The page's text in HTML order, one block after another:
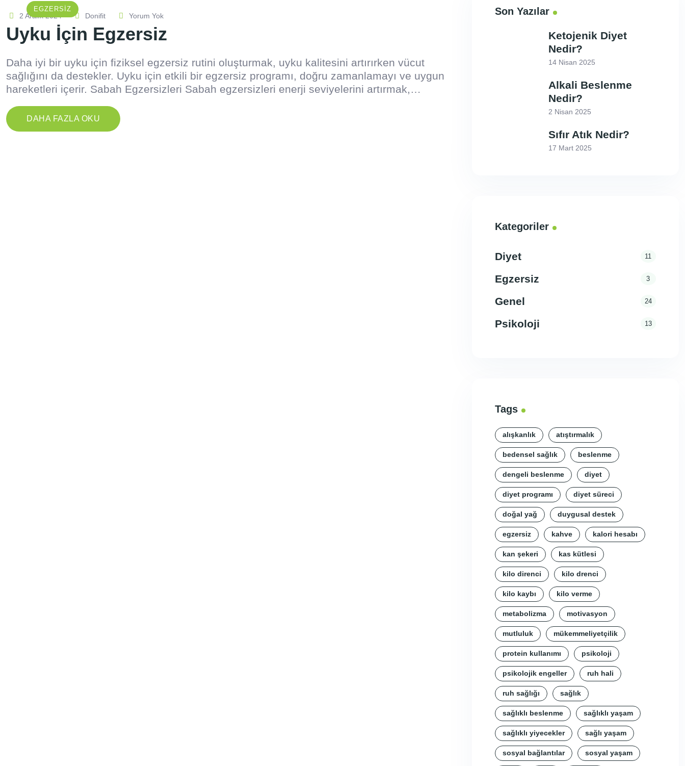
EGZERSIZ
2 Aralık 2024 Donifit Yorum Yok
Uyku İçin Egzersiz
Daha iyi bir uyku için fiziksel egzersiz rutini oluşturmak, uyku kalitesini artırırken vücut
sağlığını da destekler. Uyku için etkili bir egzersiz programı, doğru zamanlamayı ve uygun
hareketleri içerir. Sabah Egzersizleri Sabah egzersizleri enerji seviyelerini artırmak,…
DAHA FAZLA OKU
Son Yazılar
Ketojenik Diyet
Nedir?
14 Nisan 2025
Alkali Beslenme
Nedir?
2 Nisan 2025
Sıfır Atık Nedir?
17 Mart 2025
Kategoriler
Diyet 11
Egzersiz 3
Genel 24
Psikoloji 13
Tags
alışkanlık atıştırmalık
bedensel sağlık beslenme
dengeli beslenme diyet
diyet programı diyet süreci
doğal yağ duygusal destek
egzersiz kahve kalori hesabı
kan şekeri kas kütlesi
kilo direnci kilo drenci
kilo kaybı kilo verme
metabolizma motivasyon
mutluluk mükemmeliyetçilik
protein kullanımı psikoloji
psikolojik engeller ruh hali
ruh sağlığı sağlık
sağlıklı beslenme sağlıklı yaşam
sağlıklı yiyecekler sağlı yaşam
sosyal bağlantılar sosyal yaşam